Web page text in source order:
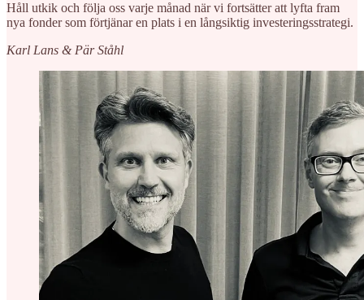
Håll utkik och följa oss varje månad när vi fortsätter att lyfta fram
nya fonder som förtjänar en plats i en långsiktig investeringsstrategi.
Karl Lans & Pär Ståhl